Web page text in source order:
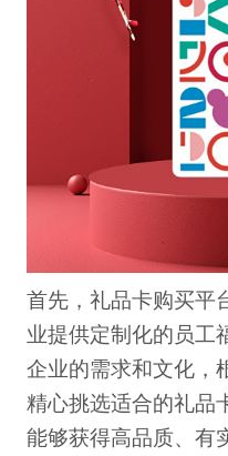
首先，礼品卡购买平
业提供定制化的员工
企业的需求和文化，
精心挑选适合的礼品
能够获得高品质、有